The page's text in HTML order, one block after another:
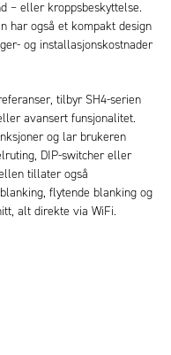
– eller kroppsbeskyttelse.
har også et kompakt design
og installasjonskostnader
tilbyr SH4-serien
avansert funsjonalitet.
og lar brukeren
DIP-switcher eller
tillater også
flytende blanking og
alt direkte via WiFi.